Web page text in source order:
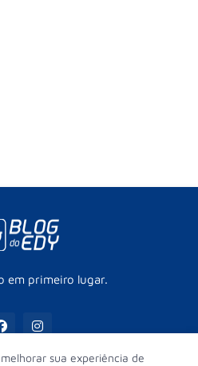
em primeiro lugar.
sua experiência de